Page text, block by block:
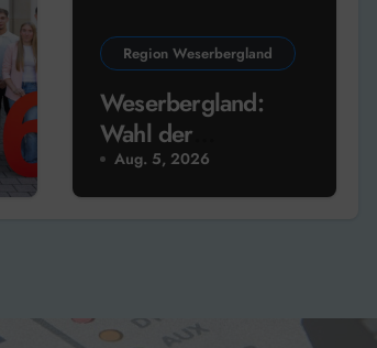
Region Weserbergland
Weserbergland:
Wahl der
Schwerbehindertenv
ertretungen im
Aug. 5, 2026